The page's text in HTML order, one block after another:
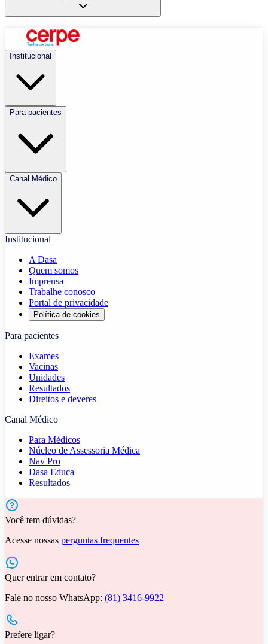
Institucional
Para pacientes
Canal Médico
Institucional
A Dasa
Quem somos
Imprensa
Trabalhe conosco
Portal de privacidade
Política de cookies
Para pacientes
Exames
Vacinas
Unidades
Resultados
Direitos e deveres
Canal Médico
Para Médicos
Núcleo de Assessoria Médica
Nav Pro
Dasa Educa
Resultados
Você tem dúvidas?
Acesse nossas perguntas frequentes
Quer entrar em contato?
Fale no nosso WhatsApp: (81) 3416-9922
Prefere ligar?